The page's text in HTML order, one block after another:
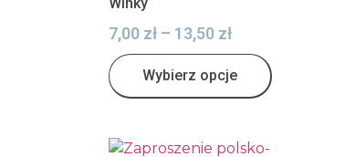
7,00 zł – 13,50 zł
Wybierz opcje